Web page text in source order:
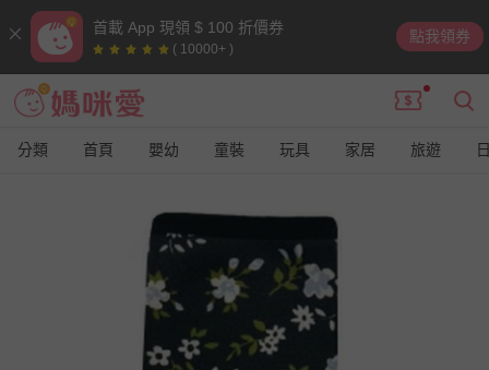
首載 App 現領 $ 100 折價券
( 10000+ )
點我領券
分類 首頁 嬰幼 童裝 玩具 家居 旅遊